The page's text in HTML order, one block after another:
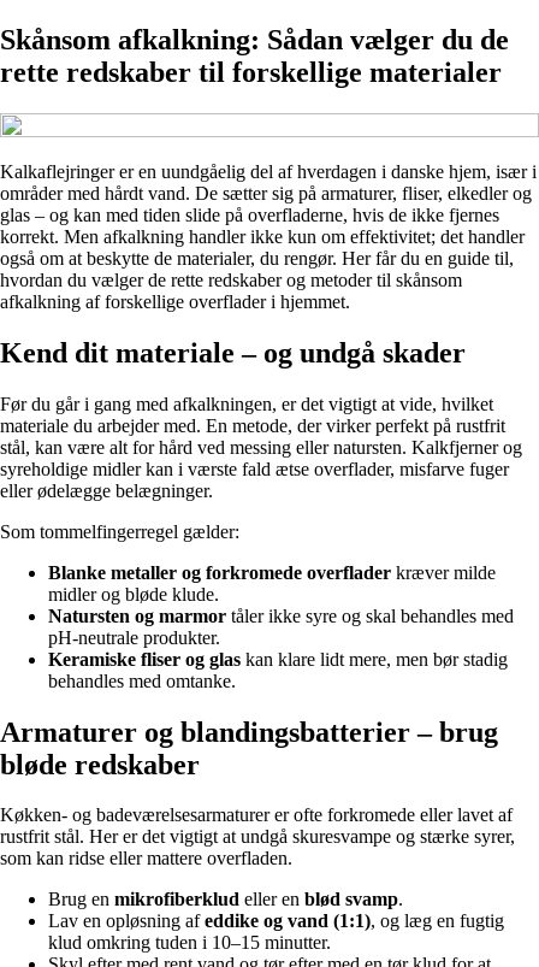
Skånsom afkalkning: Sådan vælger du de
rette redskaber til forskellige materialer
Kalkaflejringer er en uundgåelig del af hverdagen i danske hjem, især i
områder med hårdt vand. De sætter sig på armaturer, fliser, elkedler og
glas – og kan med tiden slide på overfladerne, hvis de ikke fjernes
korrekt. Men afkalkning handler ikke kun om effektivitet; det handler
også om at beskytte de materialer, du rengør. Her får du en guide til,
hvordan du vælger de rette redskaber og metoder til skånsom
afkalkning af forskellige overflader i hjemmet.
Kend dit materiale – og undgå skader
Før du går i gang med afkalkningen, er det vigtigt at vide, hvilket
materiale du arbejder med. En metode, der virker perfekt på rustfrit
stål, kan være alt for hård ved messing eller natursten. Kalkfjerner og
syreholdige midler kan i værste fald ætse overflader, misfarve fuger
eller ødelægge belægninger.
Som tommelfingerregel gælder:
Blanke metaller og forkromede overflader kræver milde
midler og bløde klude.
Natursten og marmor tåler ikke syre og skal behandles med
pH-neutrale produkter.
Keramiske fliser og glas kan klare lidt mere, men bør stadig
behandles med omtanke.
Armaturer og blandingsbatterier – brug
bløde redskaber
Køkken- og badeværelsesarmaturer er ofte forkromede eller lavet af
rustfrit stål. Her er det vigtigt at undgå skuresvampe og stærke syrer,
som kan ridse eller mattere overfladen.
Brug en mikrofiberklud eller en blød svamp.
Lav en opløsning afeddike og vand (1:1), og læg en fugtig
klud omkring tuden i 10–15 minutter.